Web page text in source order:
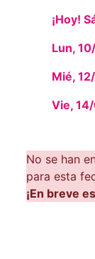
¡Hoy!
Lun,
Mié,
Vie,
No se han
para esta
¡En breve